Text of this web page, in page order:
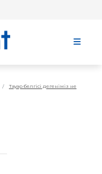
Тауар белгісі дегеніміз не